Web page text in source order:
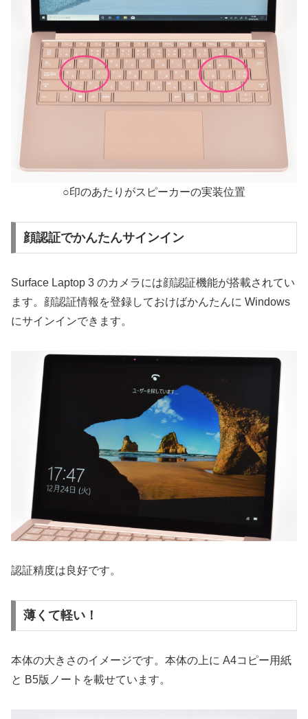
○印のあたりがスピーカーの実装位置
顔認証でかんたんサインイン
Surface Laptop 3 のカメラには顔認証機能が搭載されてい
ます。顔認証情報を登録しておけばかんたんに Windows
にサインインできます。
認証精度は良好です。
薄くて軽い！
本体の大きさのイメージです。本体の上に A4コピー用紙
と B5版ノートを載せています。